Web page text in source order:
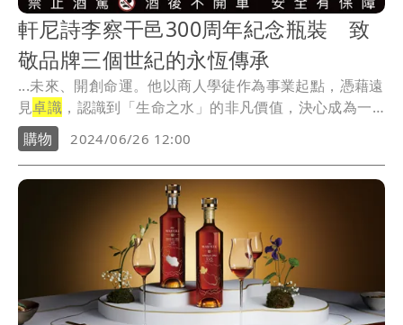
軒尼詩李察干邑300周年紀念瓶裝 致
敬品牌三個世紀的永恆傳承
...未來、開創命運。他以商人學徒作為事業起點，憑藉遠
見卓識 ，認識到「生命之水」的非凡價值，決心成為一
名卓...
購物 2024/06/26 12:00